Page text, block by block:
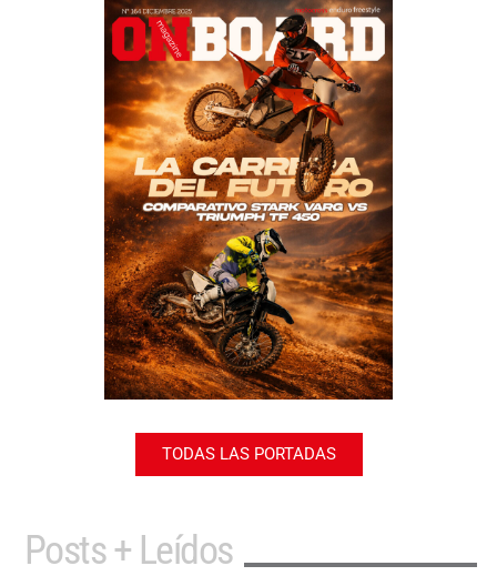
TODAS LAS PORTADAS
Posts + Leídos